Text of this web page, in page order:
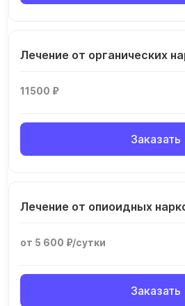
Лечение от органических
11500 ₽
Заказать
Лечение от опиоидных
от 5 600 ₽/сутки
Заказать